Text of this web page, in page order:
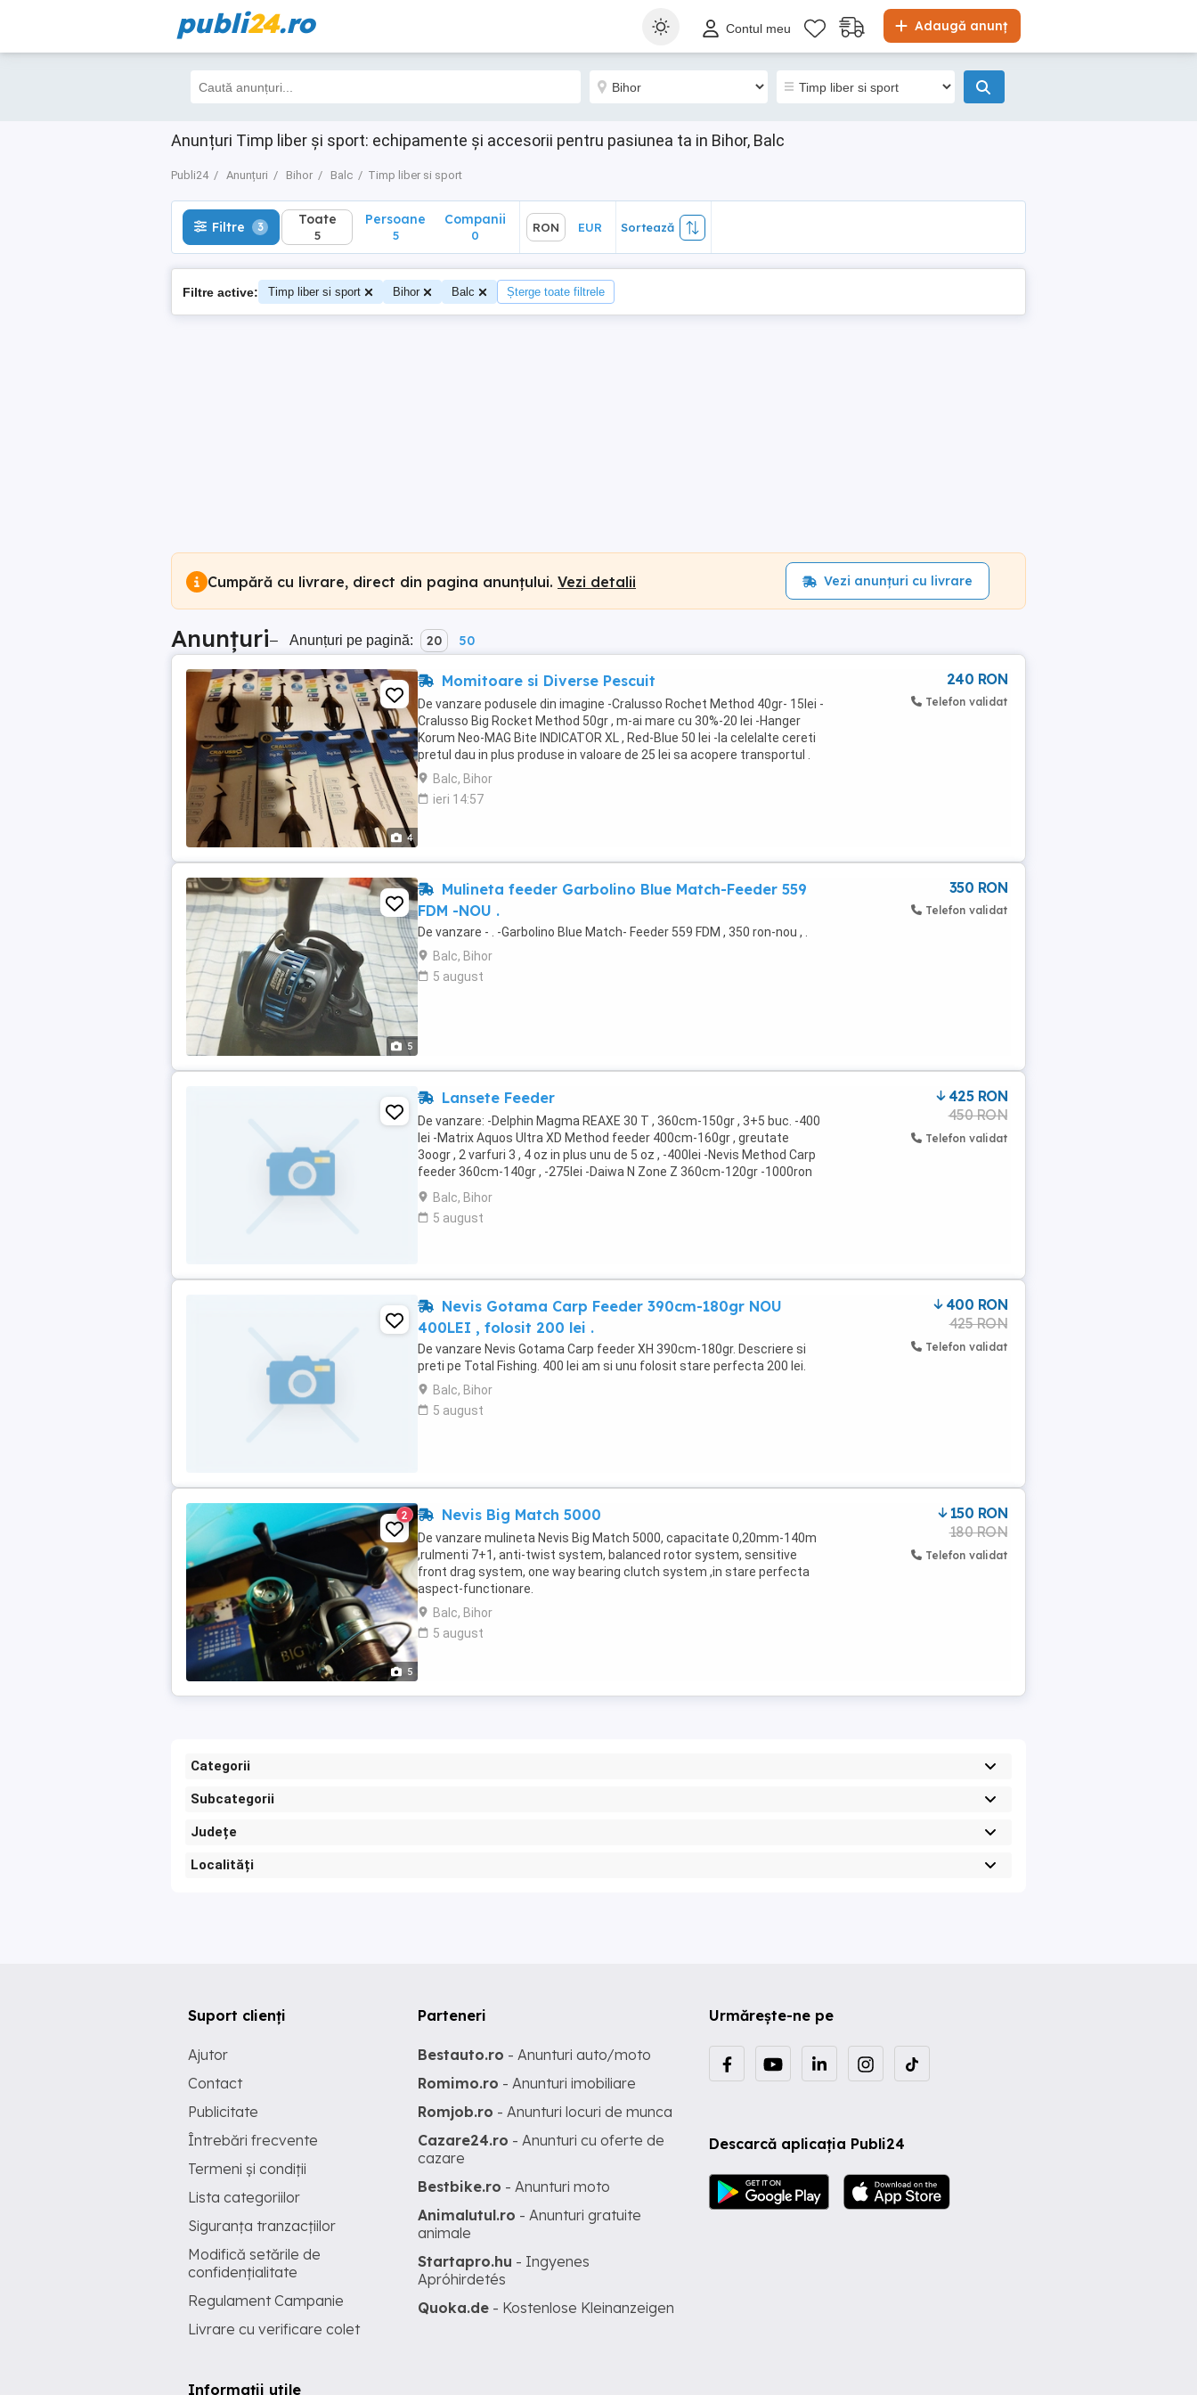
publi24.ro Adaugă anunț
Contul meu
Anunțuri Timp liber și sport: echipamente și accesorii pentru pasiunea ta in Bihor, Balc
Publi24 Anunțuri Bihor Balc Timp liber si sport
Filtre 3 Toate
5
Sortează
Filtre 3 Toate
5
Persoane
5
Companii
0
RON EUR Sortează
Filtre active: Timp liber si sport Bihor Balc Șterge toate filtrele
Cumpără cu livrare, direct din pagina anunțului. Vezi detalii Vezi anunțuri cu livrare
Anunțuri– Anunțuri pe pagină: 20 50
4
Momitoare si Diverse Pescuit
De vanzare podusele din imagine -Cralusso Rochet Method 40gr- 15lei -
Cralusso Big Rocket Method 50gr , m-ai mare cu 30%-20 lei -Hanger
Korum Neo-MAG Bite INDICATOR XL , Red-Blue 50 lei -la celelalte cereti
pretul dau in plus produse in valoare de 25 lei sa acopere transportul .
Balc, Bihor
ieri 14:57
240 RON
Telefon validat
5
Mulineta feeder Garbolino Blue Match-Feeder 559
FDM -NOU .
De vanzare - . -Garbolino Blue Match- Feeder 559 FDM , 350 ron-nou , .
Balc, Bihor
5 august
350 RON
Telefon validat
Lansete Feeder
De vanzare: -Delphin Magma REAXE 30 T , 360cm-150gr , 3+5 buc. -400
lei -Matrix Aquos Ultra XD Method feeder 400cm-160gr , greutate
3oogr , 2 varfuri 3 , 4 oz in plus unu de 5 oz , -400lei -Nevis Method Carp
feeder 360cm-140gr , -275lei -Daiwa N Zone Z 360cm-120gr -1000ron
Team feeder by Dome - ...
Balc, Bihor
5 august
425 RON
450 RON
Telefon validat
Nevis Gotama Carp Feeder 390cm-180gr NOU
400LEI , folosit 200 lei .
De vanzare Nevis Gotama Carp feeder XH 390cm-180gr. Descriere si
preti pe Total Fishing. 400 lei am si unu folosit stare perfecta 200 lei.
Balc, Bihor
5 august
400 RON
425 RON
Telefon validat
5
2 Nevis Big Match 5000
De vanzare mulineta Nevis Big Match 5000, capacitate 0,20mm-140m
,rulmenti 7+1, anti-twist system, balanced rotor system, sensitive
front drag system, one way bearing clutch system ,in stare perfecta
aspect-functionare.
Balc, Bihor
5 august
150 RON
180 RON
Telefon validat
Categorii
Subcategorii
Județe
Localități
Urmărește-ne pe
Descarcă aplicația Publi24
Suport clienți
Ajutor
Contact
Publicitate
Întrebări frecvente
Termeni și condiții
Lista categoriilor
Siguranța tranzacțiilor
Modifică setările de
confidențialitate
Regulament Campanie
Livrare cu verificare colet
Informații utile
Parteneri
Bestauto.ro - Anunturi auto/moto
Romimo.ro - Anunturi imobiliare
Romjob.ro - Anunturi locuri de munca
Cazare24.ro - Anunturi cu oferte de
cazare
Bestbike.ro - Anunturi moto
Animalutul.ro - Anunturi gratuite
animale
Startapro.hu - Ingyenes
Apróhirdetés
Quoka.de - Kostenlose Kleinanzeigen